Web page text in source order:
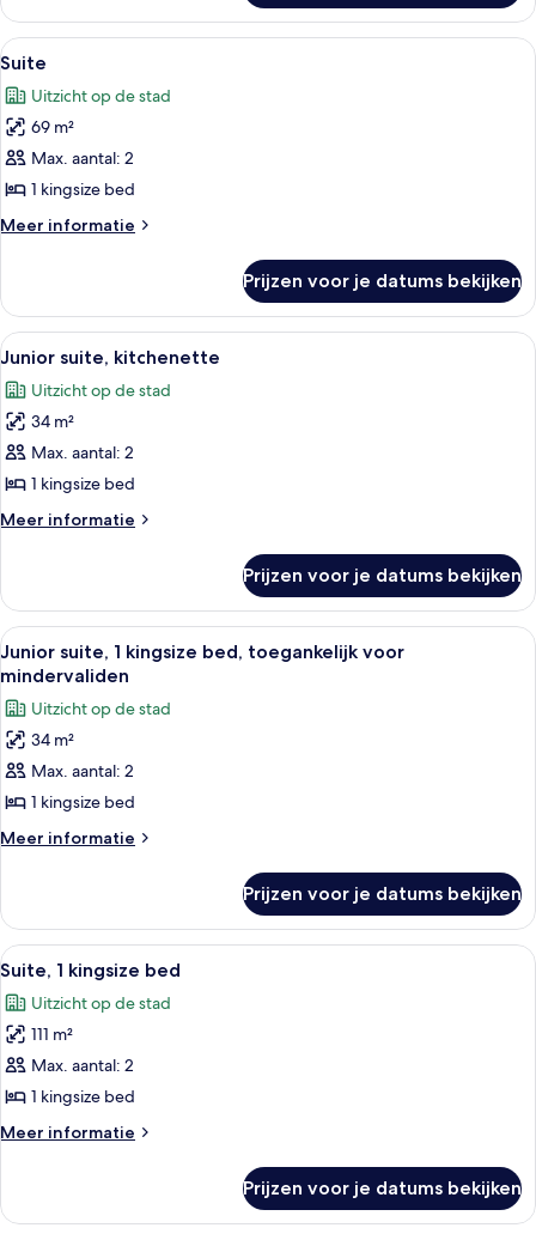
suite,
kingsize
(Deluxe)
Alle
foto's
voor
Suite
laden
Een moderne woonkamer met twee
5
Suite
Uitzicht op de stad
69 m²
Max. aantal: 2
1 kingsize bed
Meer informatie
Meer
Prijzen voor je datums bekijken
Alle
foto's
voor
Junior
suite,
kitchenette
laden
Een hotelkamer met uitzicht op de
7
Junior suite, kitchenette
Uitzicht op de stad
34 m²
Max. aantal: 2
1 kingsize bed
Meer informatie
Meer
suite,
kitchenette
Prijzen voor je datums bekijken
Alle
foto's
voor
Junior
suite,
1
kingsize
bed,
mindervaliden
laden
Een hotelkamer met een groot
6
Junior suite, 1 kingsize bed, toegankelijk voor
mindervaliden
Uitzicht op de stad
34 m²
Max. aantal: 2
1 kingsize bed
Meer informatie
Meer
suite,
kingsize
toegankelijk
voor
Prijzen voor je datums bekijken
Alle
foto's
voor
Suite,
1
kingsize
bed
laden
Een moderne woonkamer met een
8
Suite, 1 kingsize bed
Uitzicht op de stad
111 m²
Max. aantal: 2
1 kingsize bed
Meer informatie
Meer
1
Prijzen voor je datums bekijken